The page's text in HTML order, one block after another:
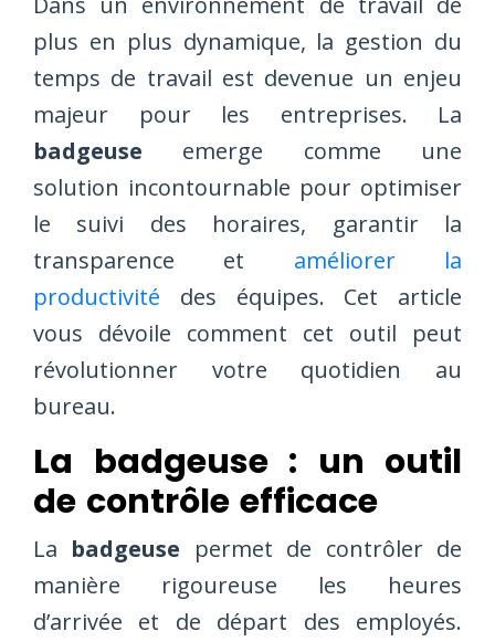
plus en plus dynamique, la gestion du
temps de travail est devenue un enjeu
majeur pour les entreprises. La
badgeuse emerge comme une
solution incontournable pour optimiser
le suivi des horaires, garantir la
transparence et améliorer la
productivité des équipes. Cet article
vous dévoile comment cet outil peut
révolutionner votre quotidien au
bureau.
La badgeuse : un outil
de contrôle efficace
La badgeuse permet de contrôler de
manière rigoureuse les heures
d’arrivée et de départ des employés.